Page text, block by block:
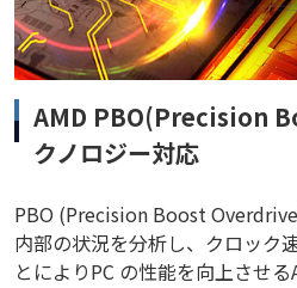
AMD PBO(Precision
クノロジー対応
PBO (Precision Boost
内部の状況を分析し、クロック
とによりPC の性能を向上させる